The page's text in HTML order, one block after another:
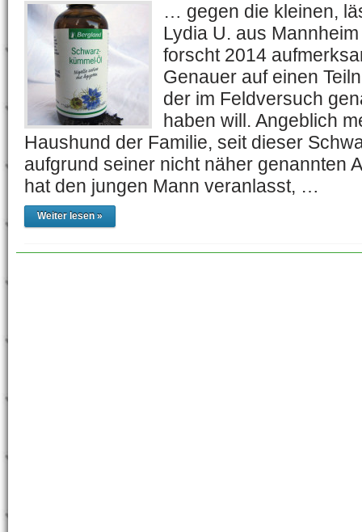
… gegen die kleinen,
Lydia U. aus
forscht 2014
Genauer auf einen
der im Feldversuch
haben will. Angeblich
Haushund der Familie, seit dieser
aufgrund seiner nicht näher genannten
hat den jungen Mann veranlasst, …
Weiter lesen »